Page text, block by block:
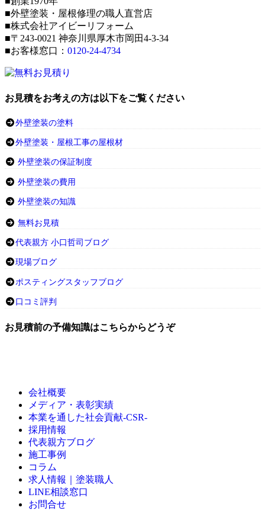
■外壁塗装・屋根修理の職人直営店
■株式会社アイビーリフォーム
■〒243-0021 神奈川県厚木市岡田4-3-34
■お客様窓口： 0120-24-4734
お見積をお考えの方は以下をご覧ください
外壁塗装の塗料
外壁塗装・屋根工事の屋根材
外壁塗装の保証制度
外壁塗装の費用
外壁塗装の知識
無料お見積
代表親方 小口哲司ブログ
現場ブログ
ポスティングスタッフブログ
口コミ評判
お見積前の予備知識はこちらからどうぞ
会社概要
メディア・表彰実績
本業を通した社会貢献-CSR-
採用情報
代表親方ブログ
施工事例
コラム
求人情報｜塗装職人
LINE相談窓口
お問合せ